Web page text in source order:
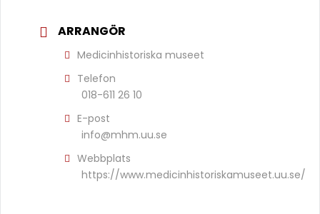
ARRANGÖR
Medicinhistoriska museet
Telefon
018-611 26 10
E-post
info@mhm.uu.se
Webbplats
https://www.medicinhistoriskamuseet.uu.se/